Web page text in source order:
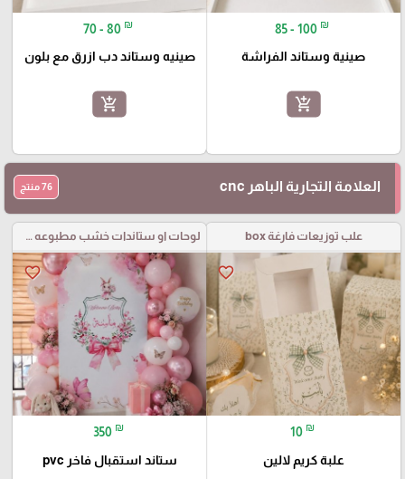
85 - 100 ₪
صينية وستاند الفراشة
add_shopping_cart
70 - 80 ₪
صينيه وستاند دب ازرق مع بلون
add_shopping_cart
العلامة التجارية الباهر cnc 76 منتج
علب توزيعات فارغة box
favorite_border
10 ₪
علبة كريم لالين
لوحات او ستاندات خشب مطبوعه مع قص خارجي
favorite_border
350 ₪
ستاند استقبال فاخر pvc